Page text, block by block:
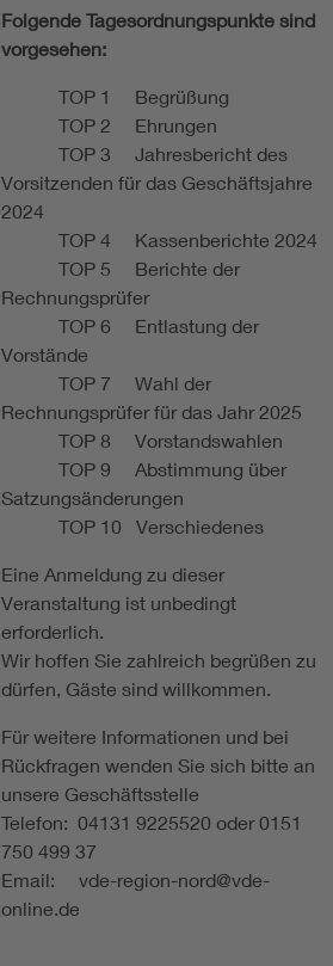
Folgende Tagesordnungspunkte sind
vorgesehen:
TOP 1 Begrüßung
TOP 2 Ehrungen
TOP 3 Jahresbericht des
Vorsitzenden für das Geschäftsjahre
2024
TOP 4 Kassenberichte 2024
TOP 5 Berichte der
Rechnungsprüfer
TOP 6 Entlastung der
Vorstände
TOP 7 Wahl der
Rechnungsprüfer für das Jahr 2025
TOP 8 Vorstandswahlen
TOP 9 Abstimmung über
Satzungsänderungen
TOP 10 Verschiedenes
Eine Anmeldung zu dieser
Veranstaltung ist unbedingt
erforderlich.
Wir hoffen Sie zahlreich begrüßen zu
dürfen, Gäste sind willkommen.
Für weitere Informationen und bei
Rückfragen wenden Sie sich bitte an
unsere Geschäftsstelle
Telefon: 04131 9225520 oder 0151
750 499 37
Email: vde-region-nord@vde-
online.de